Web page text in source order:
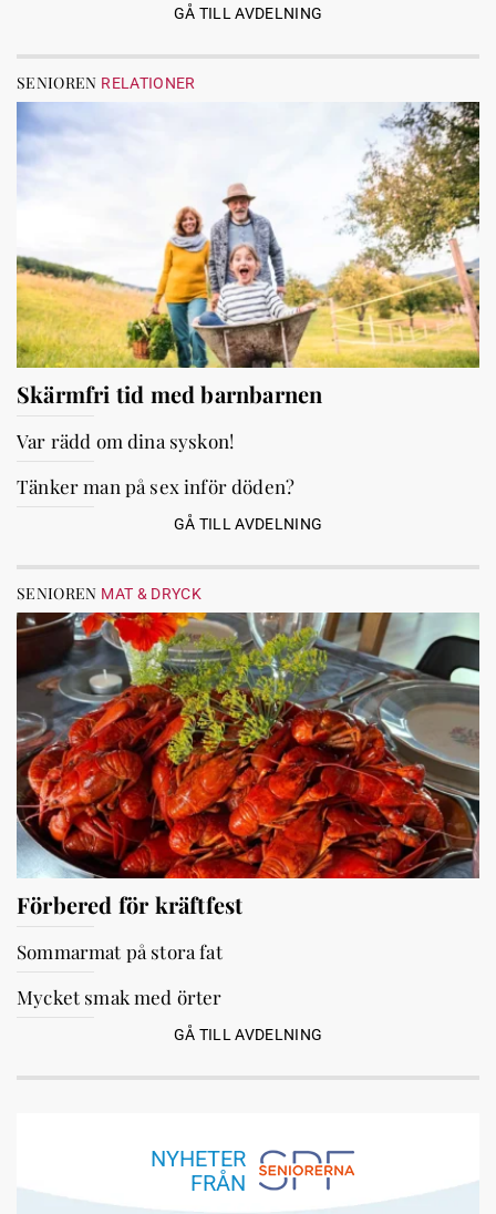
GÅ TILL AVDELNING
SENIOREN RELATIONER
Skärmfri tid med barnbarnen
Var rädd om dina syskon!
Tänker man på sex inför döden?
GÅ TILL AVDELNING
SENIOREN MAT & DRYCK
Förbered för kräftfest
Sommarmat på stora fat
Mycket smak med örter
GÅ TILL AVDELNING
NYHETER
FRÅN